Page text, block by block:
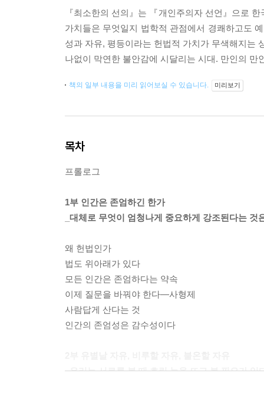
『최소한의 선의』는 『개인주의자 선언』으로
가치들은 무엇일지 법학적 관점에서 경쾌하고도
성과 자유, 평등이라는 헌법적 가치가 무색해지는
나없이 막연한 불안감에 시달리는 시대. 만인의 만
책의 일부 내용을 미리 읽어보실 수 있습니다. 미리보기
목차
프롤로그
1부 인간은 존엄하긴 한가
_대체로 무엇이 엄청나게 중요하게 강조된다는
왜 헌법인가
법도 위아래가 있다
모든 인간은 존엄하다는 약속
이제 질문을 바꿔야 한다―사형제
사람답게 산다는 것
인간의 존엄성은 감수성이다
_우리는 서로를 볼 때 흐린 눈을 뜨고 볼 필요가 있